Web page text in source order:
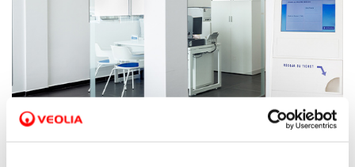
12 MAR 2020